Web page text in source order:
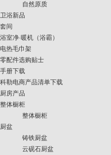
自然原质
卫浴新品
套间
浴室净·暖机（浴霸）
电热毛巾架
零配件选购贴士
手册下载
科勒电商产品清单下载
厨房产品
整体橱柜
整体橱柜
厨盆
铸铁厨盆
云砚石厨盆